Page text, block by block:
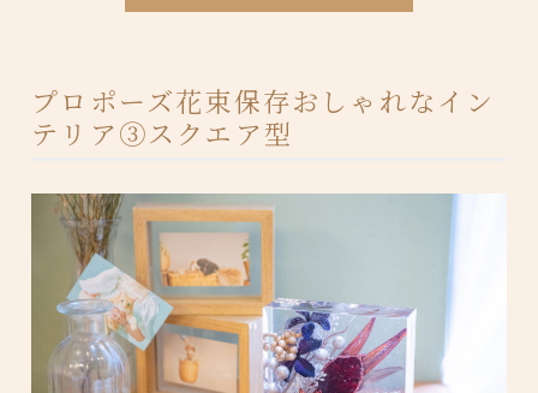
プロポーズ花束保存おしゃれなイン
テリア③スクエア型